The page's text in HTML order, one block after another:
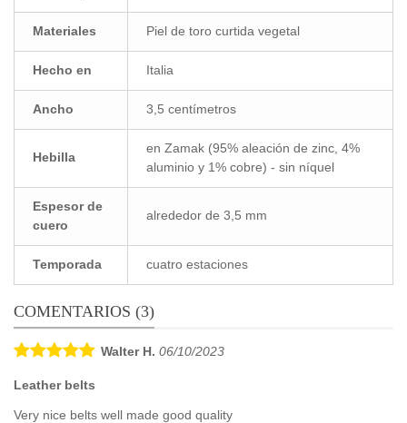
Materiales Piel de toro curtida vegetal
Hecho en Italia
Ancho 3,5 centímetros
Hebilla
en Zamak (95% aleación de zinc, 4%
aluminio y 1% cobre) - sin níquel
Espesor de
cuero
alrededor de 3,5 mm
Temporada cuatro estaciones
COMENTARIOS (3)
Walter H. 06/10/2023
Leather belts
Very nice belts well made good quality